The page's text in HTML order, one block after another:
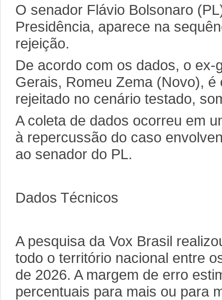
O senador Flávio Bolsonaro
Presidência, aparece na
rejeição.
De acordo com os dados, o ex-
Gerais, Romeu Zema (Novo),
rejeitado no cenário testado,
A coleta de dados ocorreu em
à repercussão do caso
ao senador do PL.
Dados Técnicos
A pesquisa da Vox Brasil
todo o território nacional entre
de 2026. A margem de erro
percentuais para mais ou para